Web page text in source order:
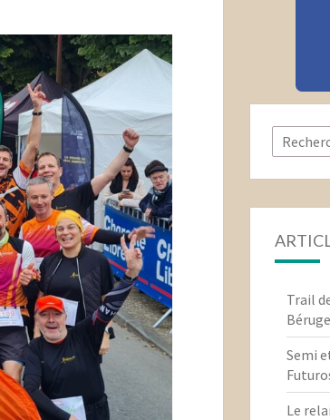
Trail
Semi
Le